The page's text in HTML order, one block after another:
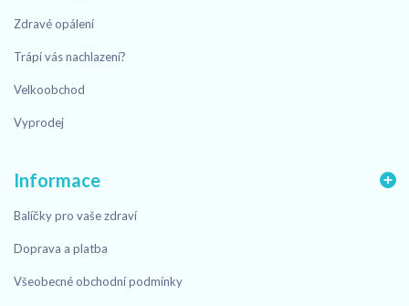
Zdravé opálení
Trápí vás nachlazení?
Velkoobchod
Vyprodej
Informace
Balíčky pro vaše zdraví
Doprava a platba
Všeobecné obchodní podmínky